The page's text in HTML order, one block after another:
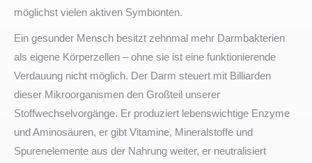
möglichst vielen aktiven Symbionten.
Ein gesunder Mensch besitzt zehnmal mehr Darmbakterien
als eigene Körperzellen – ohne sie ist eine funktionierende
Verdauung nicht möglich. Der Darm steuert mit Billiarden
dieser Mikroorganismen den Großteil unserer
Stoffwechselvorgänge. Er produziert lebenswichtige Enzyme
und Aminosäuren, er gibt Vitamine, Mineralstoffe und
Spurenelemente aus der Nahrung weiter, er neutralisiert